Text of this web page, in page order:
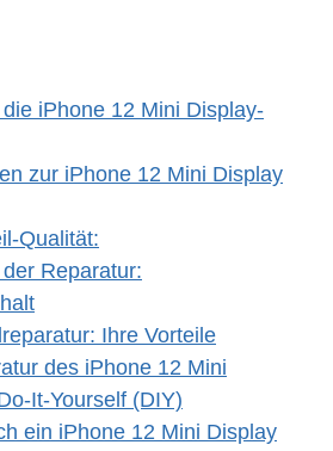
iPhone 12 Mini Display-
zur iPhone 12 Mini Display
Qualität:
Reparatur:
Ihre Vorteile
des iPhone 12 Mini
It-Yourself (DIY)
ein iPhone 12 Mini Display